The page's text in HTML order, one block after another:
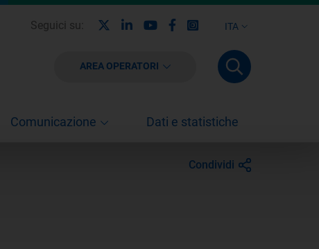
ITA
Seguici su: LinkedinYoutubeFacebook
Instagram
AREA OPERATORI
Comunicazione Dati e statistiche
Condividi